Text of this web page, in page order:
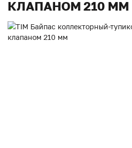
КЛАПАНОМ 210 ММ